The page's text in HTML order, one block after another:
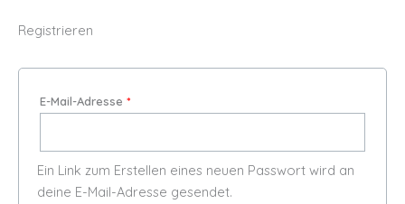
Registrieren
E-Mail-Adresse *
Ein Link zum Erstellen eines neuen Passwort wird an
deine E-Mail-Adresse gesendet.